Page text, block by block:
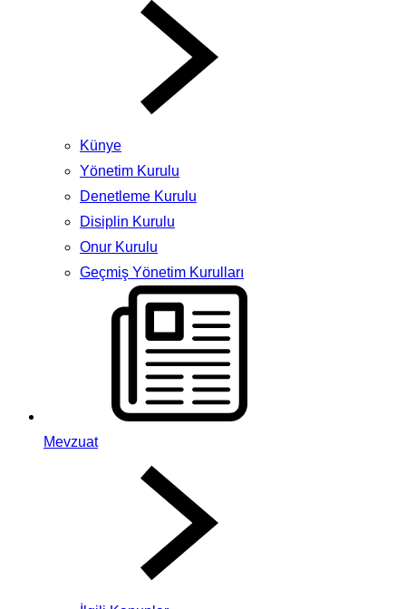
Künye
Yönetim Kurulu
Denetleme Kurulu
Disiplin Kurulu
Onur Kurulu
Geçmiş Yönetim Kurulları
Mevzuat